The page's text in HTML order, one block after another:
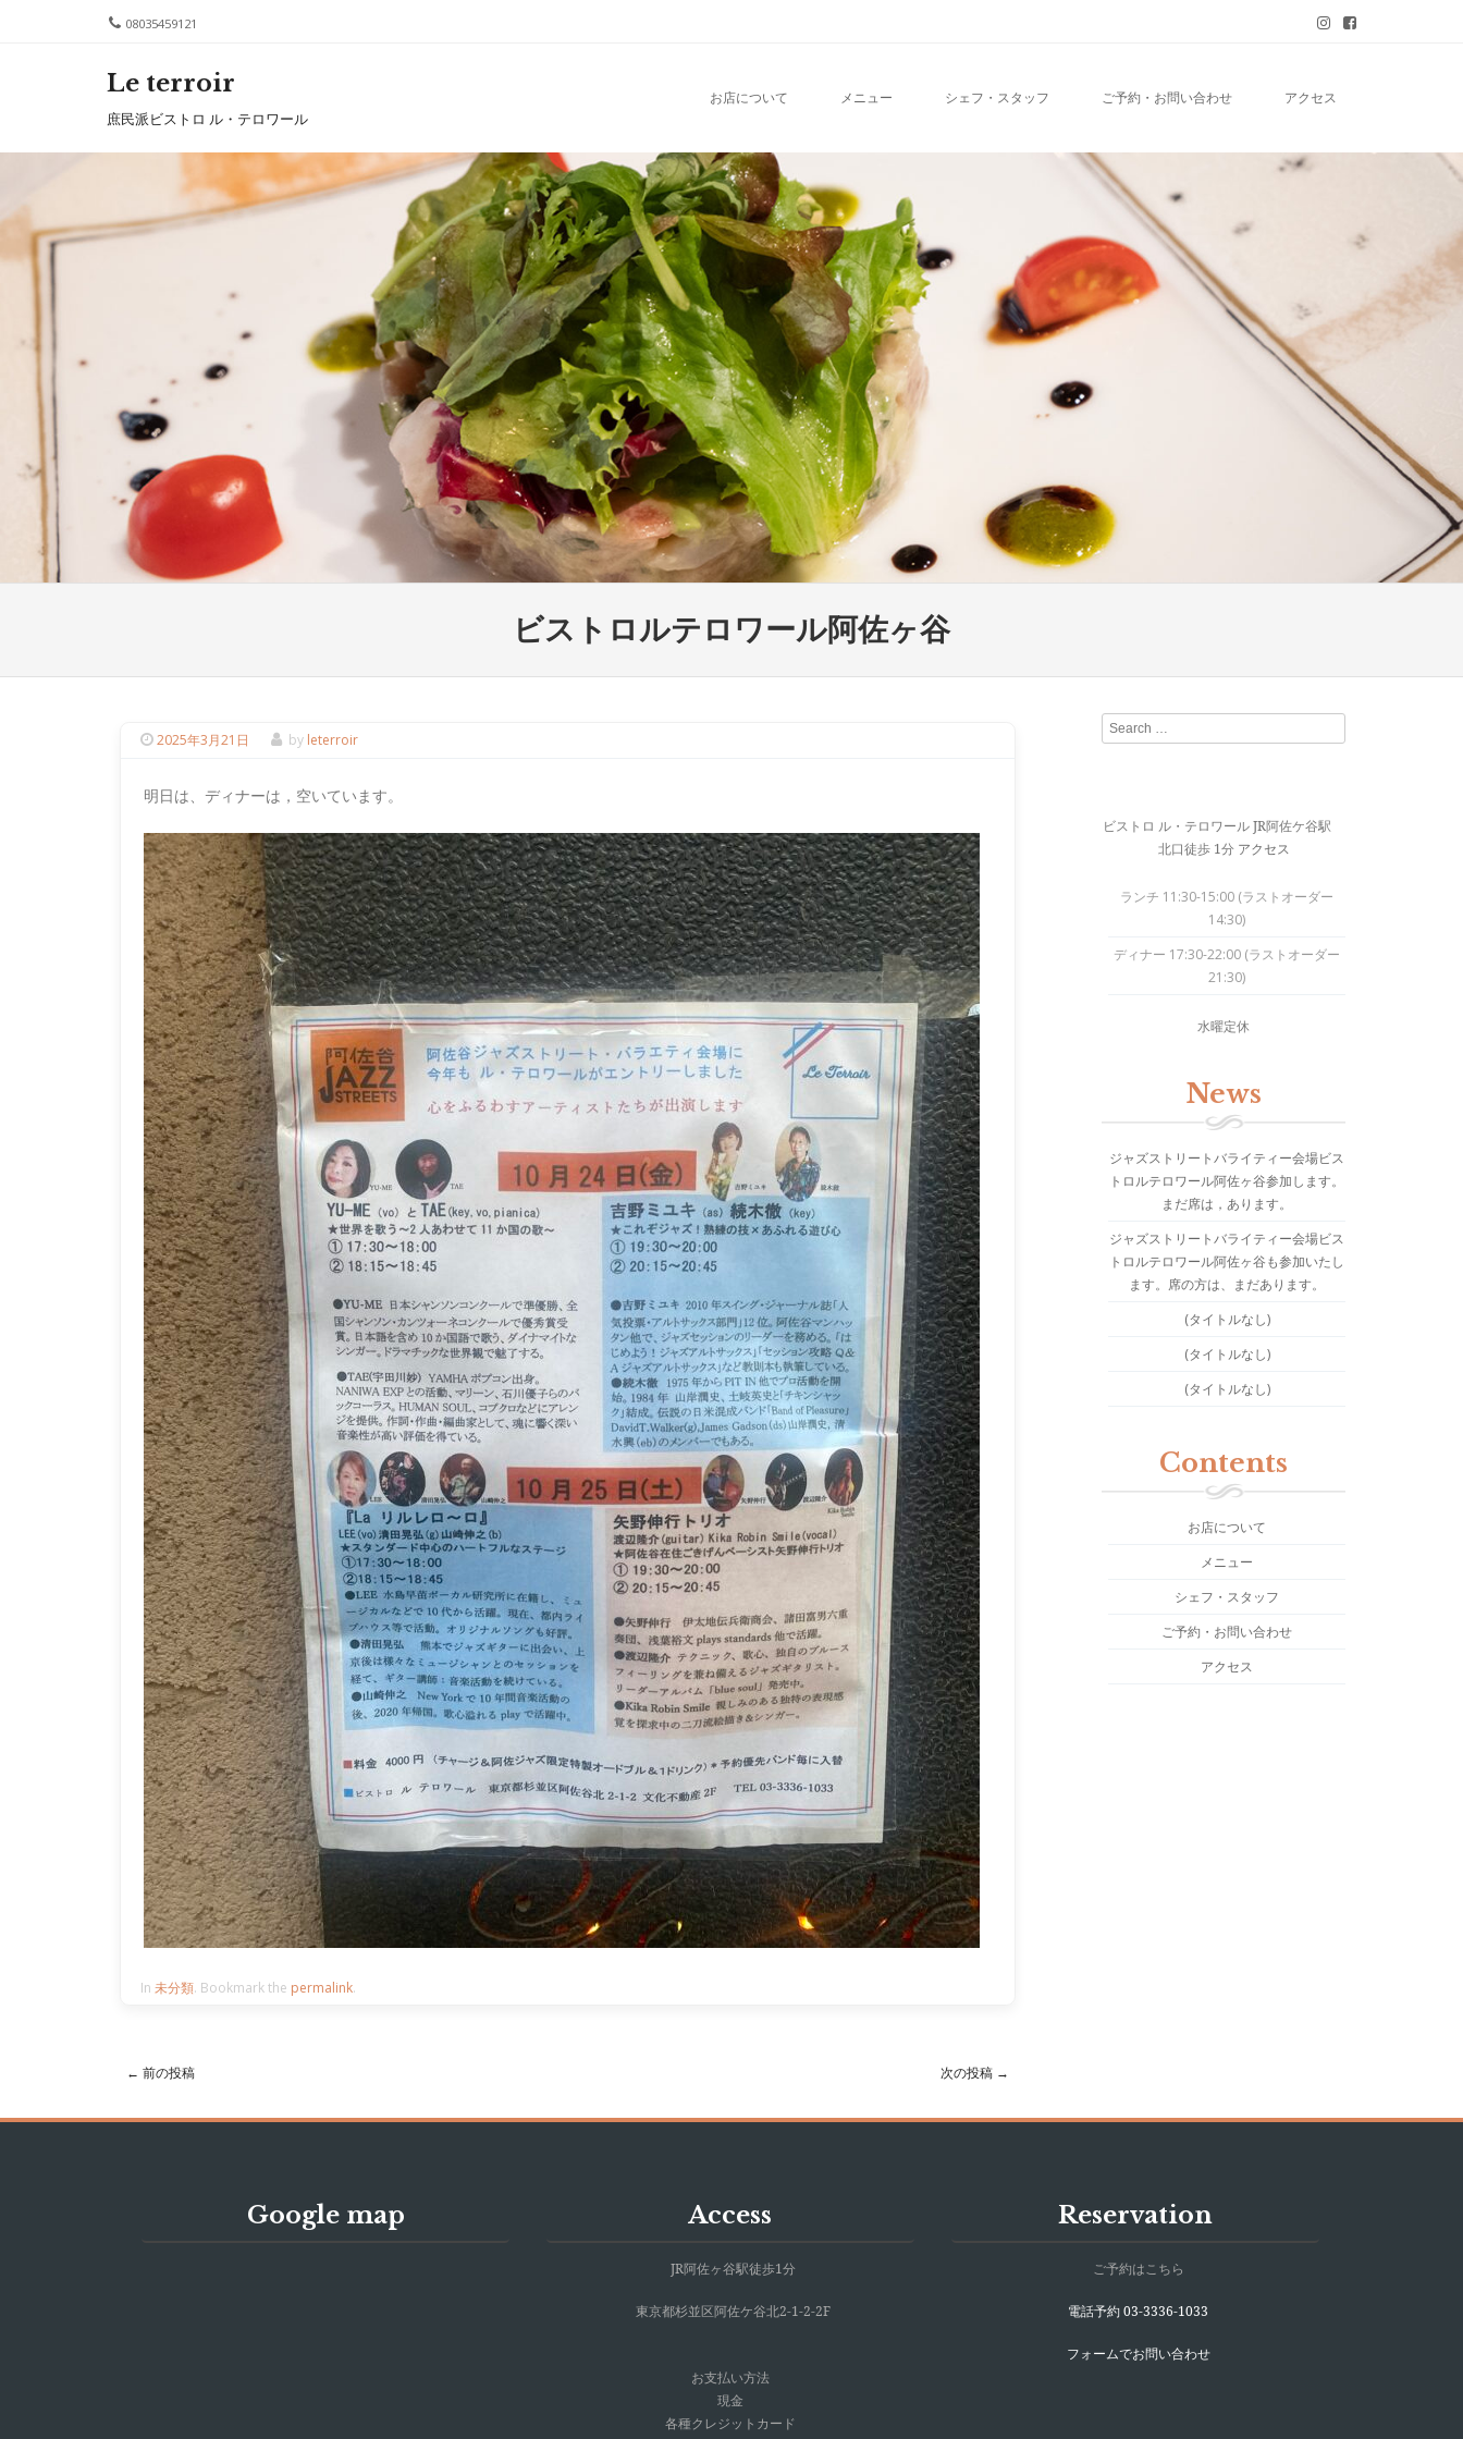
08035459121
Le terroir
庶民派ビストロ ル・テロワール
お店について メニュー シェフ・スタッフ ご予約・お問い合わせ アクセス
ビストロルテロワール阿佐ヶ谷
2025年3月21日 by leterroir
明日は、ディナーは，空いています。
In 未分類. Bookmark the permalink.
← 前の投稿 次の投稿 →
Search
ビストロ ル・テロワール JR阿佐ケ谷駅
北口徒歩 1分 アクセス
ランチ 11:30-15:00 (ラストオーダー
14:30)
ディナー 17:30-22:00 (ラストオーダー
21:30)
水曜定休
News
ジャズストリートバライティー会場ビス
トロルテロワール阿佐ヶ谷参加します。
まだ席は，あります。
ジャズストリートバライティー会場ビス
トロルテロワール阿佐ヶ谷も参加いたし
ます。席の方は、まだあります。
(タイトルなし)
(タイトルなし)
(タイトルなし)
Contents
お店について
メニュー
シェフ・スタッフ
ご予約・お問い合わせ
アクセス
Google map Access
JR阿佐ヶ谷駅徒歩1分
東京都杉並区阿佐ケ谷北2-1-2-2F
お支払い方法
現金
各種クレジットカード
Reservation
ご予約はこちら
電話予約 03-3336-1033
フォームでお問い合わせ